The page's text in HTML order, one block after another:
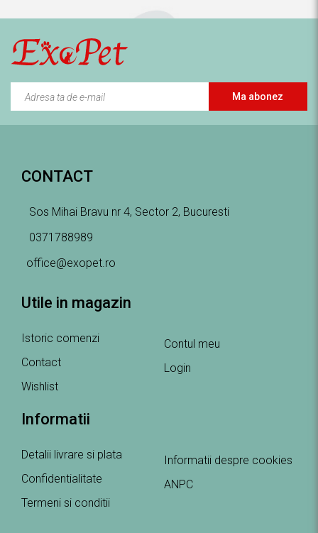
Ma abonez
CONTACT
Sos Mihai Bravu nr 4, Sector 2, Bucuresti
0371788989
office@exopet.ro
Utile in magazin
Istoric comenzi
Contact
Wishlist
Contul meu
Login
Informatii
Detalii livrare si plata
Confidentialitate
Termeni si conditii
Informatii despre cookies
ANPC